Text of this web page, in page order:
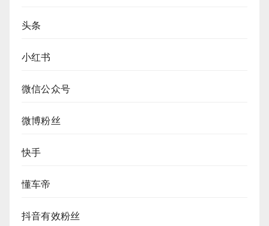
头条
小红书
微信公众号
微博粉丝
快手
懂车帝
抖音有效粉丝